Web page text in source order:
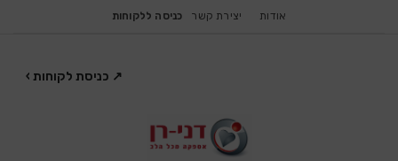
אודות יצירת קשר כניסה ללקוחות
↗ כניסת לקוחות ›